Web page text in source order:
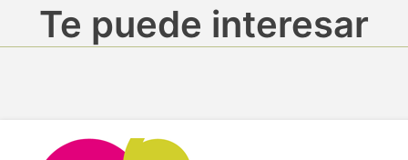
Te puede interesar